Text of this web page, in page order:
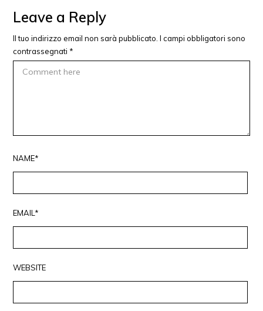
Leave a Reply
Il tuo indirizzo email non sarà pubblicato. I campi obbligatori sono
contrassegnati *
NAME*
EMAIL*
WEBSITE